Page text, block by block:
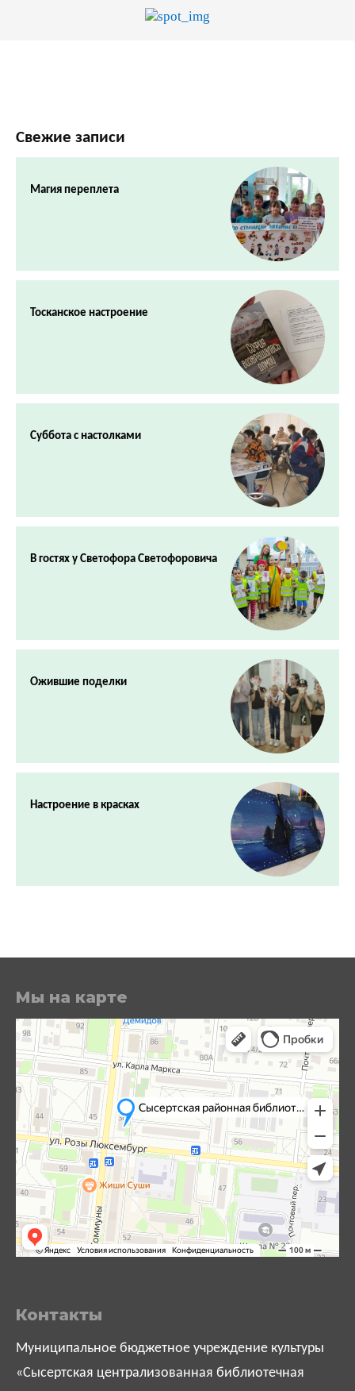
Свежие записи
Магия переплета
Тосканское настроение
Суббота с настолками
В гостях у Светофора Светофоровича
Ожившие поделки
Настроение в красках
Мы на карте
Контакты
Муниципальное бюджетное учреждение культуры
«Сысертская централизованная библиотечная